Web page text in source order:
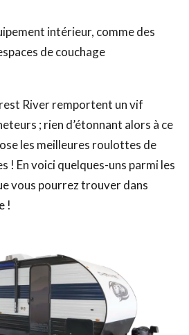
intérieur, comme des
de couchage
River remportent un vif
; rien d’étonnant alors à ce
les meilleures roulottes de
! En voici quelques-uns parmi les
vous pourrez trouver dans
!